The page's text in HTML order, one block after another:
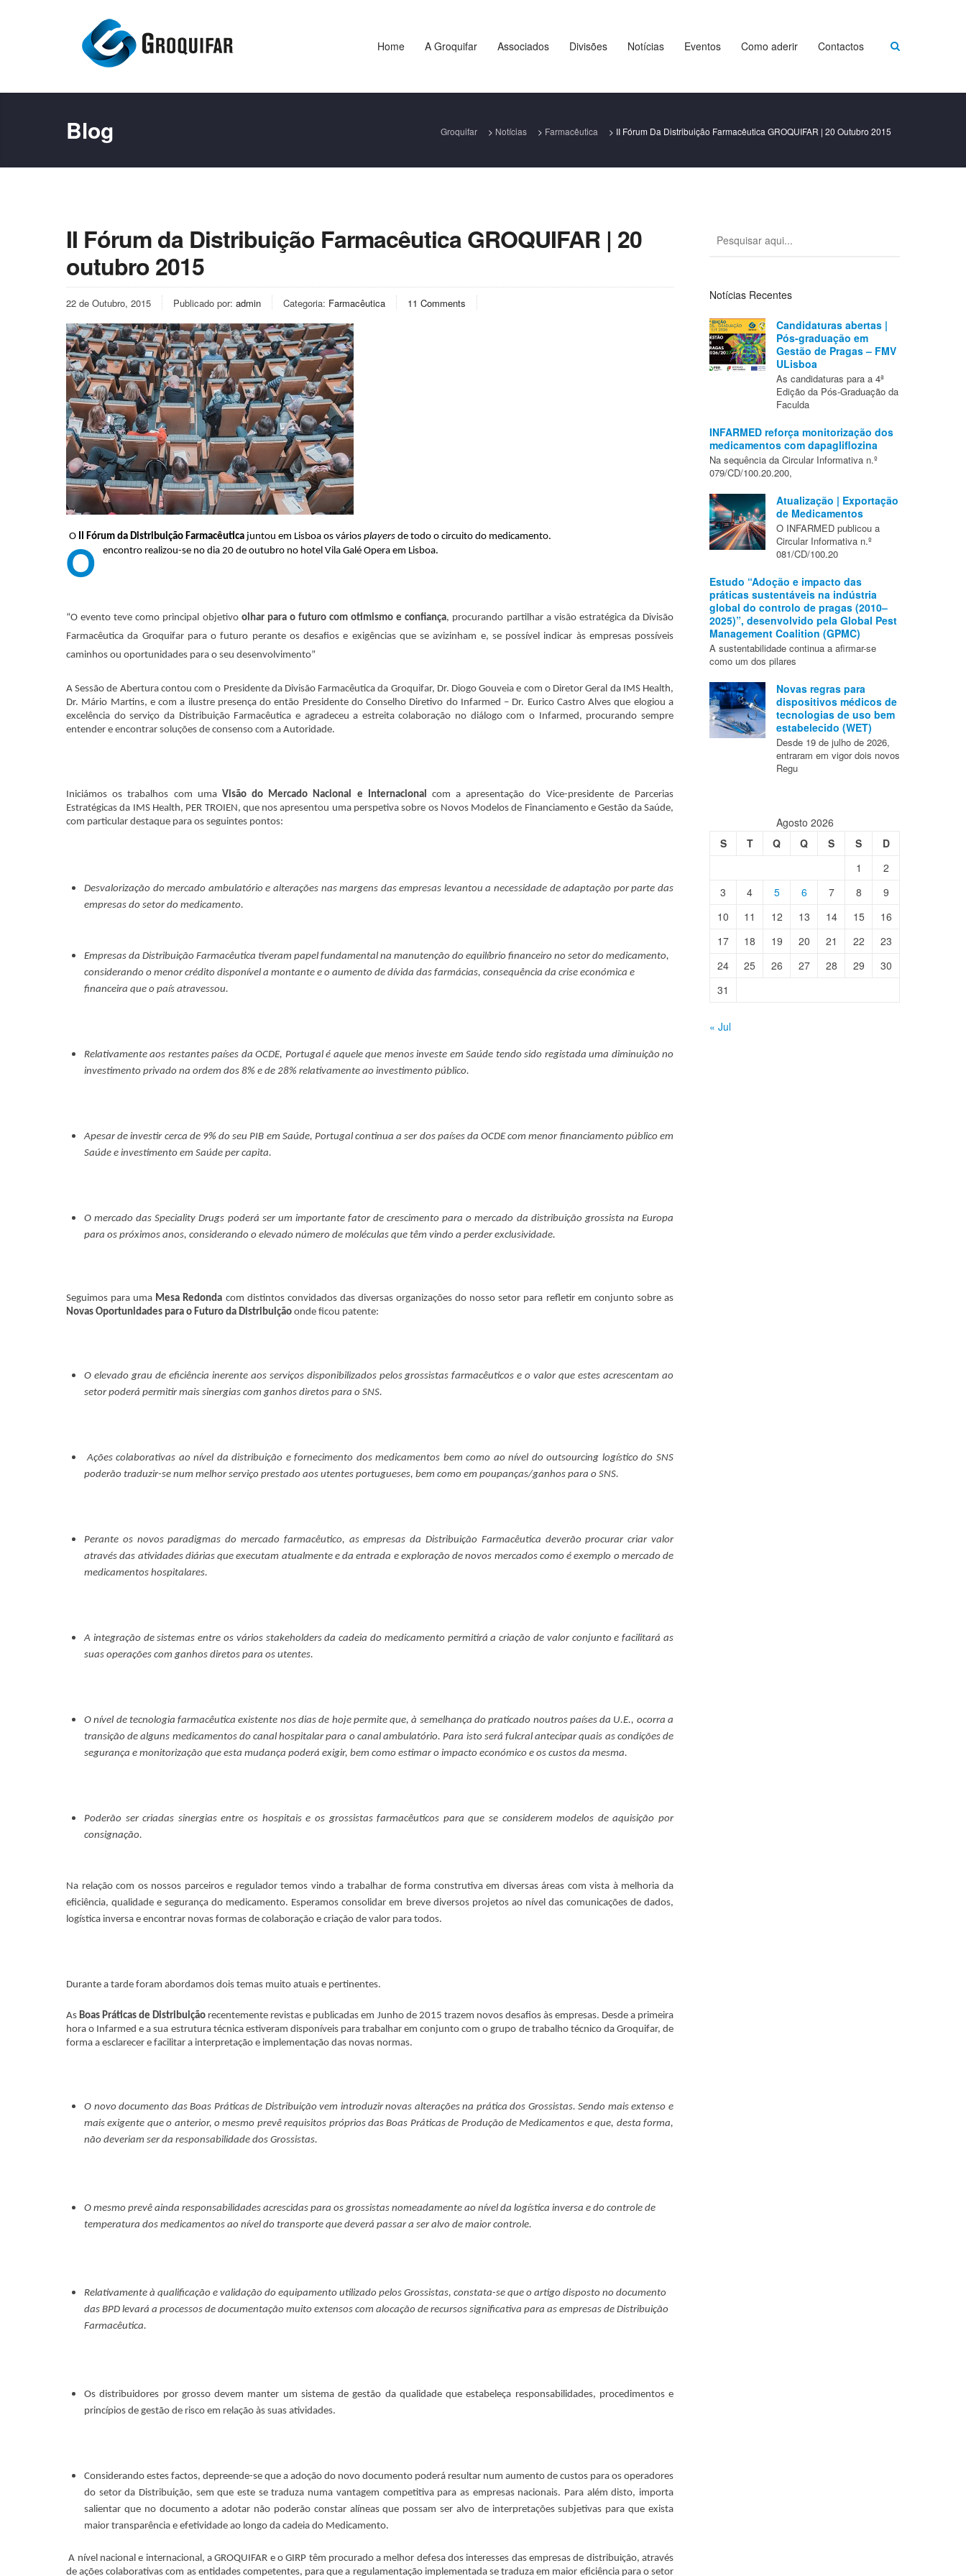
Home A Groquifar Associados Divisões Notícias Eventos Como aderir Contactos
Blog Groquifar > Notícias > Farmacêutica > II Fórum Da Distribuição Farmacêutica GROQUIFAR | 20 Outubro 2015
II Fórum da Distribuição Farmacêutica GROQUIFAR | 20
outubro 2015
22 de Outubro, 2015 Publicado por: admin Categoria: Farmacêutica 11 Comments
O II Fórum da Distribuição Farmacêutica juntou em Lisboa os vários players de todo o circuito do medicamento.
O encontro realizou-se no dia 20 de outubro no hotel Vila Galé Opera em Lisboa.
“O evento teve como principal objetivo olhar para o futuro com otimismo e confiança, procurando partilhar a visão estratégica da Divisão
Farmacêutica da Groquifar para o futuro perante os desafios e exigências que se avizinham e, se possível indicar às empresas possíveis
caminhos ou oportunidades para o seu desenvolvimento”
A Sessão de Abertura contou com o Presidente da Divisão Farmacêutica da Groquifar, Dr. Diogo Gouveia e com o Diretor Geral da IMS Health,
Dr. Mário Martins, e com a ilustre presença do então Presidente do Conselho Diretivo do Infarmed – Dr. Eurico Castro Alves que elogiou a
excelência do serviço da Distribuição Farmacêutica e agradeceu a estreita colaboração no diálogo com o Infarmed, procurando sempre
entender e encontrar soluções de consenso com a Autoridade.
Iniciámos os trabalhos com uma Visão do Mercado Nacional e Internacional
com a apresentação do Vice-presidente de Parcerias
Estratégicas da IMS Health, PER TROIEN, que nos apresentou uma perspetiva sobre os Novos Modelos de Financiamento e Gestão da Saúde,
com particular destaque para os seguintes pontos:
Desvalorização do mercado ambulatório e alterações nas margens das empresas levantou a necessidade de adaptação por parte das
empresas do setor do medicamento.
Empresas da Distribuição Farmacêutica tiveram papel fundamental na manutenção do equilíbrio financeiro no setor do medicamento,
considerando o menor crédito disponível a montante e o aumento de dívida das farmácias, consequência da crise económica e
financeira que o país atravessou.
Relativamente aos restantes países da OCDE, Portugal é aquele que menos investe em Saúde tendo sido registada uma diminuição no
investimento privado na ordem dos 8% e de 28% relativamente ao investimento público.
Apesar de investir cerca de 9% do seu PIB em Saúde, Portugal continua a ser dos países da OCDE com menor financiamento público em
Saúde e investimento em Saúde per capita.
O mercado das Speciality Drugs poderá ser um importante fator de crescimento para o mercado da distribuição grossista na Europa
para os próximos anos, considerando o elevado número de moléculas que têm vindo a perder exclusividade.
Seguimos para uma Mesa Redonda com distintos convidados das diversas organizações do nosso setor para refletir em conjunto sobre as
Novas Oportunidades para o Futuro da Distribuição onde ficou patente:
O elevado grau de eficiência inerente aos serviços disponibilizados pelos grossistas farmacêuticos e o valor que estes acrescentam ao
setor poderá permitir mais sinergias com ganhos diretos para o SNS.
Ações colaborativas ao nível da distribuição e fornecimento dos medicamentos bem como ao nível do outsourcing logístico do SNS
poderão traduzir-se num melhor serviço prestado aos utentes portugueses, bem como em poupanças/ganhos para o SNS.
Perante os novos paradigmas do mercado farmacêutico, as empresas da Distribuição Farmacêutica deverão procurar criar valor
através das atividades diárias que executam atualmente e da entrada e exploração de novos mercados como é exemplo o mercado de
medicamentos hospitalares.
A integração de sistemas entre os vários stakeholders da cadeia do medicamento permitirá a criação de valor conjunto e facilitará as
suas operações com ganhos diretos para os utentes.
O nível de tecnologia farmacêutica existente nos dias de hoje permite que, à semelhança do praticado noutros países da U.E., ocorra a
transição de alguns medicamentos do canal hospitalar para o canal ambulatório. Para isto será fulcral antecipar quais as condições de
segurança e monitorização que esta mudança poderá exigir, bem como estimar o impacto económico e os custos da mesma.
Poderão ser criadas sinergias entre os hospitais e os grossistas farmacêuticos para que se considerem modelos de aquisição por
consignação.
Na relação com os nossos parceiros e regulador temos vindo a trabalhar de forma construtiva em diversas áreas com vista à melhoria da
eficiência, qualidade e segurança do medicamento. Esperamos consolidar em breve diversos projetos ao nível das comunicações de dados,
logística inversa e encontrar novas formas de colaboração e criação de valor para todos.
Durante a tarde foram abordamos dois temas muito atuais e pertinentes.
As Boas Práticas de Distribuição recentemente revistas e publicadas em Junho de 2015 trazem novos desafios às empresas. Desde a primeira
hora o Infarmed e a sua estrutura técnica estiveram disponíveis para trabalhar em conjunto com o grupo de trabalho técnico da Groquifar, de
forma a esclarecer e facilitar a interpretação e implementação das novas normas.
O novo documento das Boas Práticas de Distribuição vem introduzir novas alterações na prática dos Grossistas. Sendo mais extenso e
mais exigente que o anterior, o mesmo prevê requisitos próprios das Boas Práticas de Produção de Medicamentos e que, desta forma,
não deveriam ser da responsabilidade dos Grossistas.
O mesmo prevê ainda responsabilidades acrescidas para os grossistas nomeadamente ao nível da logística inversa e do controle de
temperatura dos medicamentos ao nível do transporte que deverá passar a ser alvo de maior controle.
Relativamente à qualificação e validação do equipamento utilizado pelos Grossistas, constata-se que o artigo disposto no documento
das BPD levará a processos de documentação muito extensos com alocação de recursos significativa para as empresas de Distribuição
Farmacêutica.
Os distribuidores por grosso devem manter um sistema de gestão da qualidade que estabeleça responsabilidades, procedimentos e
princípios de gestão de risco em relação às suas atividades.
Considerando estes factos, depreende-se que a adoção do novo documento poderá resultar num aumento de custos para os operadores
do setor da Distribuição, sem que este se traduza numa vantagem competitiva para as empresas nacionais. Para além disto, importa
salientar que no documento a adotar não poderão constar alíneas que possam ser alvo de interpretações subjetivas para que exista
maior transparência e efetividade ao longo da cadeia do Medicamento.
A nível nacional e internacional, a GROQUIFAR e o GIRP têm procurado a melhor defesa dos interesses das empresas de distribuição, através
de ações colaborativas com as entidades competentes, para que a regulamentação implementada se traduza em maior eficiência para o setor
Notícias Recentes
Candidaturas abertas |
Pós-graduação em
Gestão de Pragas – FMV
ULisboa
As candidaturas para a 4ª
Edição da Pós-Graduação da
Faculda
INFARMED reforça monitorização dos
medicamentos com dapagliflozina
Na sequência da Circular Informativa n.º
079/CD/100.20.200,
Atualização | Exportação
de Medicamentos
O INFARMED publicou a
Circular Informativa n.º
081/CD/100.20
Estudo “Adoção e impacto das
práticas sustentáveis na indústria
global do controlo de pragas (2010–
2025)”, desenvolvido pela Global Pest
Management Coalition (GPMC)
A sustentabilidade continua a afirmar-se
como um dos pilares
Novas regras para
dispositivos médicos de
tecnologias de uso bem
estabelecido (WET)
Desde 19 de julho de 2026,
entraram em vigor dois novos
Regu
Agosto 2026
S
T Q Q S S
D
1
2
3
4 5 6 7 8
9
10
11 12 13 14 15
16
17
18 19 20 21 22
23
24
25 26 27 28 29
30
31
« Jul